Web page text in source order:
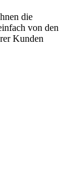
die
von den
Kunden